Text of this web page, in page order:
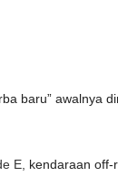
baru” awalnya
E, kendaraan off-